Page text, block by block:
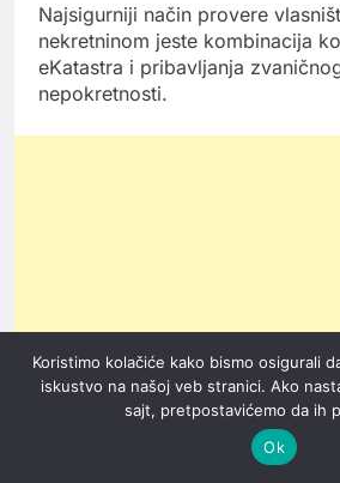
Najsigurniji način provere
nekretninom jeste kombinacija
eKatastra i pribavljanja
nepokretnosti.
Koristimo kolačiće kako bismo osigurali
iskustvo na našoj veb stranici. Ako
sajt, pretpostavićemo da ih
Ok